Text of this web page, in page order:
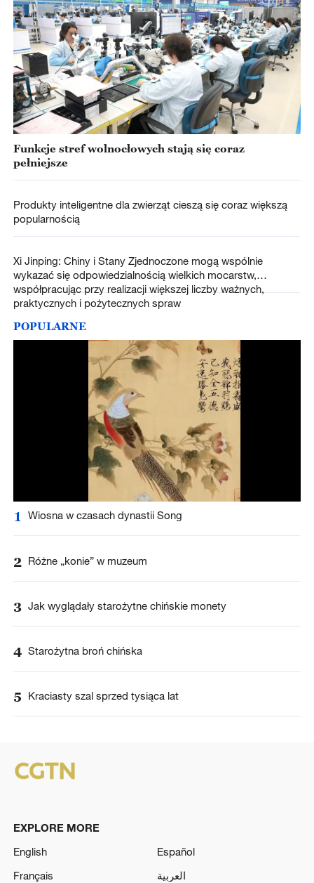
Funkcje stref wolnocłowych stają się coraz
pełniejsze
Produkty inteligentne dla zwierząt cieszą się coraz większą
popularnością
Xi Jinping: Chiny i Stany Zjednoczone mogą wspólnie
wykazać się odpowiedzialnością wielkich mocarstw,
współpracując przy realizacji większej liczby ważnych,
praktycznych i pożytecznych spraw
POPULARNE
1 Wiosna w czasach dynastii Song
2 Różne „konie” w muzeum
3 Jak wyglądały starożytne chińskie monety
4 Starożytna broń chińska
5 Kraciasty szal sprzed tysiąca lat
EXPLORE MORE
English
Español
Français
العربية